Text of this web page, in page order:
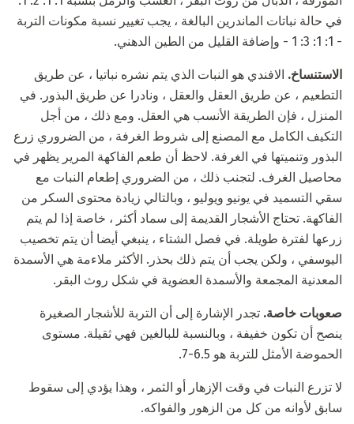
في حالة نباتات الماندرين البالغة ، يجب تغيير نسبة مكونات التربة
- 1: 1: 3: 1 - وإضافة القليل من الطين الدهني.
الاستنساخ. الافندي هو النبات الذي يتم نشره نباتيا ، عن طريق
التطعيم ، عن طريق العقل والعقل ، ونادرا عن طريق البذور. في
المنزل ، فإن الطريقة الأنسب هي العقل. ومع ذلك ، من أجل
التكيف الكامل مع المصنع إلى شروط الغرفة ، من الضروري زرع
البذور وتنميتها في الغرفة. لاحظ أن طعم الفاكهة المرير يظهر في
محاصيل الغرف. لتجنب ذلك ، من الضروري إطعام النبات مع
سقي التسميد في يونيو ويوليو ، وبالتالي زيادة محتوى السكر من
الفاكهة. تحتاج الأشجار القديمة إلى سماد أكثر ، خاصة إذا لم يتم
زرعها لفترة طويلة. في فصل الشتاء ، ينبغي أيضا أن يتم تخصيب
اليوسفي ، ولكن يجب أن يتم ذلك بحذر. الأكثر ملاءمة هي الأسمدة
المعدنية المجمعة والأسمدة العضوية في شكل روث البقر.
صعوبات خاصة. تجدر الإشارة إلى أن التربة للأشجار الصغيرة
ينصح أن تكون خفيفة ، وبالنسبة للبالغين فهي ثقيلة. مستوى
الحموضة الأمثل للتربة هو 6.5-7.
لا تزرع النبات في وقت الإزهار أو الثمر ، وهذا يؤدي إلى سقوط
سابق لأوانه من كل من الزهور والفواكه.